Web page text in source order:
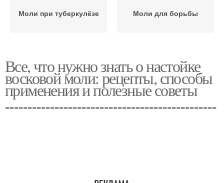
Моли при туберкулёзе Моли для борьбы
Все, что нужно знать о настойке
восковой моли: рецепты, способы
применения и полезные советы
===============================================